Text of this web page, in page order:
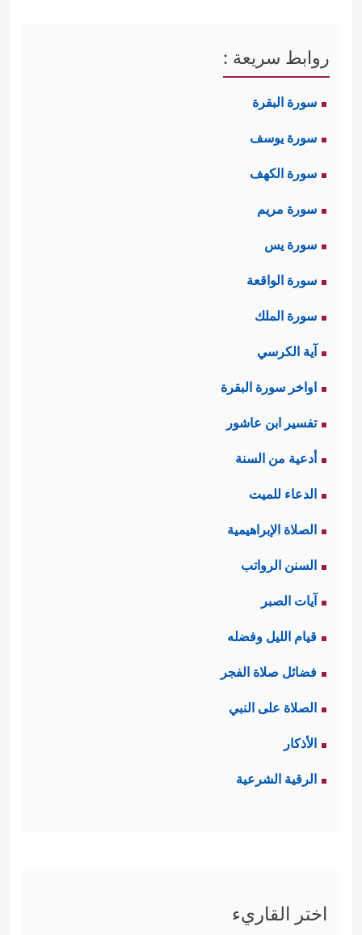
روابط سريعة :
سورة البقرة
سورة يوسف
سورة الكهف
سورة مريم
سورة يس
سورة الواقعة
سورة الملك
آية الكرسي
اواخر سورة البقرة
تفسير ابن عاشور
أدعية من السنة
الدعاء للميت
الصلاة الإبراهيمية
السنن الرواتب
آيات الصبر
قيام الليل وفضله
فضائل صلاة الفجر
الصلاة على النبي
الأذكار
الرقية الشرعية
اختر القاريء